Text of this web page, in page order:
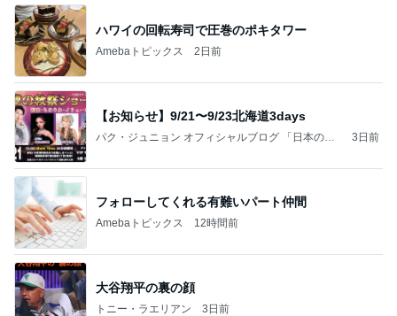
ハワイの回転寿司で圧巻のポキタワー
Amebaトピックス 2日前
【お知らせ】9/21〜9/23北海道3days
パク・ジュニョン オフィシャルブログ 「日本の
3日前
フォローしてくれる有難いパート仲間
Amebaトピックス 12時間前
大谷翔平の裏の顔
トニー・ラエリアン 3日前